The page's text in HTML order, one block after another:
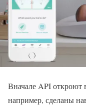
Вначале API откроют
например, сделаны